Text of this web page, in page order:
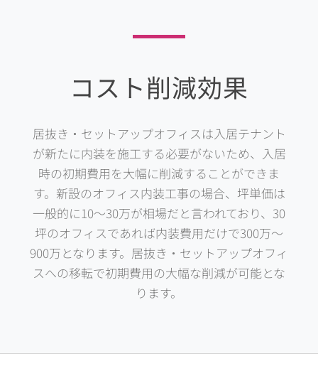
コスト削減効果
居抜き・セットアップオフィスは入居テナント
が新たに内装を施工する必要がないため、入居
時の初期費用を大幅に削減することができま
す。新設のオフィス内装工事の場合、坪単価は
一般的に10～30万が相場だと言われており、30
坪のオフィスであれば内装費用だけで300万～
900万となります。居抜き・セットアップオフィ
スへの移転で初期費用の大幅な削減が可能とな
ります。